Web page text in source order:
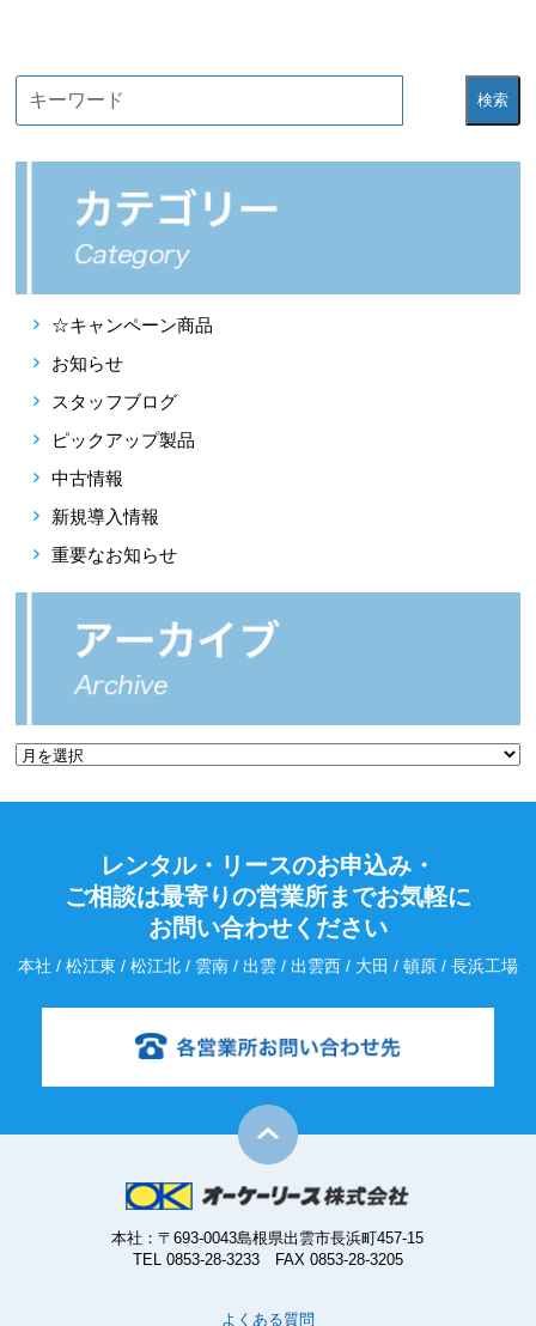
検索
☆キャンペーン商品
お知らせ
スタッフブログ
ピックアップ製品
中古情報
新規導入情報
重要なお知らせ
レンタル・リースのお申込み・
ご相談は最寄りの営業所までお気軽に
お問い合わせください
本社 / 松江東 / 松江北 / 雲南 / 出雲 / 出雲西 / 大田 / 頓原 / 長浜工場
本社：〒693-0043島根県出雲市長浜町457-15
TEL 0853-28-3233 FAX 0853-28-3205
よくある質問